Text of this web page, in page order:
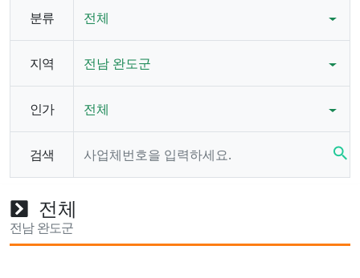
분류 전체
지역 전남 완도군
인가 전체
검색 search
전체
전남 완도군